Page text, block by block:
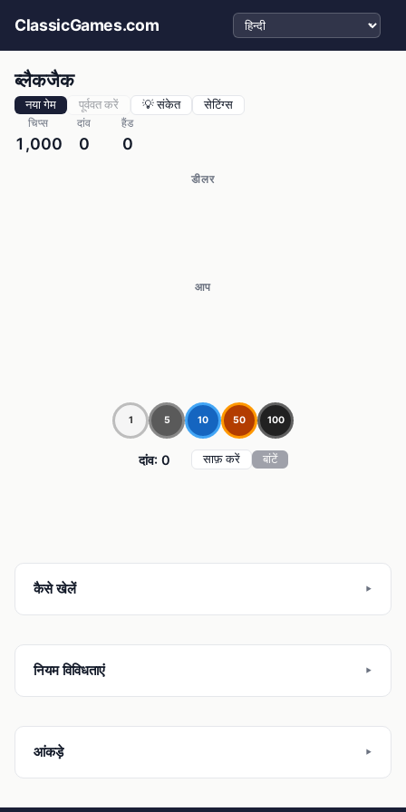
ClassicGames.com भाषा चुनें
ब्लैकजैक
नया गेम पूर्ववत करें 💡 संकेत सेटिंग्स
चिप्स
1,000
दांव
0
हैंड
0
डीलर
आप
1 5 10 50 100
दांव: 0 साफ़ करें बांटें
कैसे खेलें
नियम विविधताएं
आंकड़े